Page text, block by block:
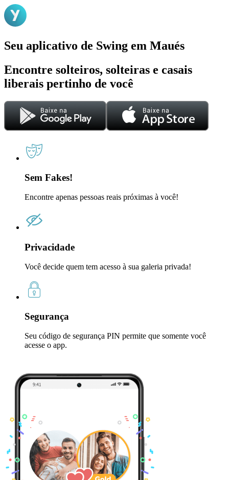
Seu aplicativo de Swing em Maués
Encontre solteiros, solteiras e casais
liberais pertinho de você
Sem Fakes!
Encontre apenas pessoas reais próximas à você!
Privacidade
Você decide quem tem acesso à sua galeria privada!
Segurança
Seu código de segurança PIN permite que somente você
acesse o app.